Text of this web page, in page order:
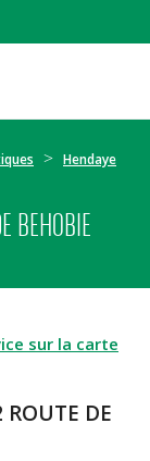
Hendaye
BEHOBIE
sur la carte
DE